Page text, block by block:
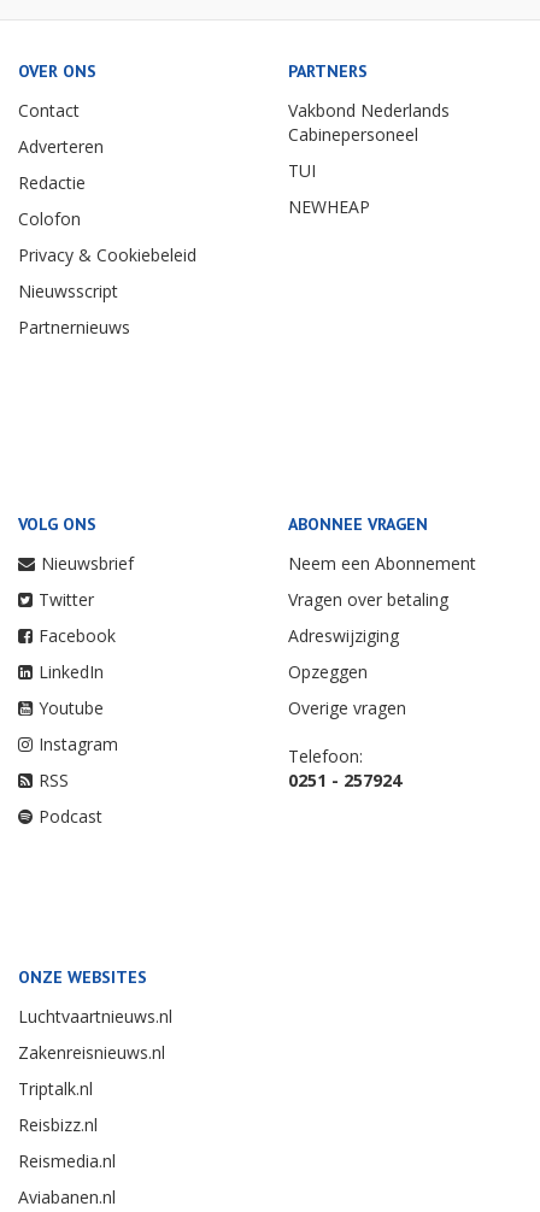
OVER ONS
Contact
Adverteren
Redactie
Colofon
Privacy & Cookiebeleid
Nieuwsscript
Partnernieuws
PARTNERS
Vakbond Nederlands
Cabinepersoneel
TUI
NEWHEAP
VOLG ONS
Nieuwsbrief
Twitter
Facebook
LinkedIn
Youtube
Instagram
RSS
Podcast
ABONNEE VRAGEN
Neem een Abonnement
Vragen over betaling
Adreswijziging
Opzeggen
Overige vragen
Telefoon:
0251 - 257924
ONZE WEBSITES
Luchtvaartnieuws.nl
Zakenreisnieuws.nl
Triptalk.nl
Reisbizz.nl
Reismedia.nl
Aviabanen.nl